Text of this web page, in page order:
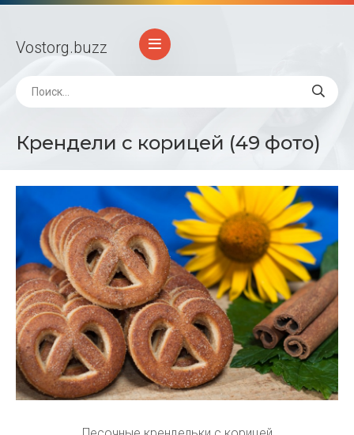
Vostorg.buzz
Крендели с корицей (49 фото)